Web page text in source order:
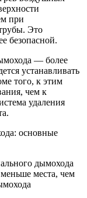
при
Это
безопасной.
— более
устанавливать
того, к этим
чем к
удаления
дымохода
места, чем